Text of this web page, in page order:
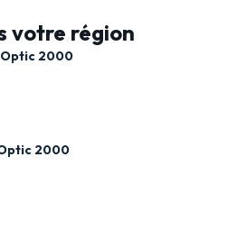
votre région
2000
2000